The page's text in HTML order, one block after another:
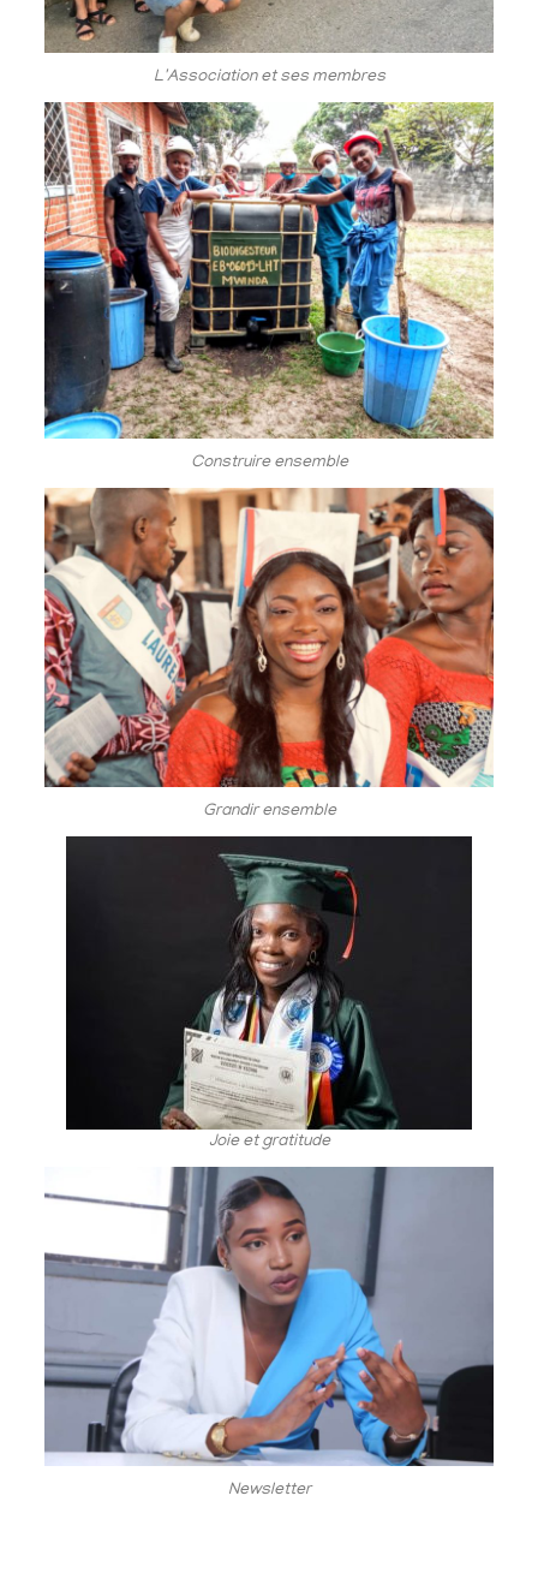
L'Association et ses membres
Construire ensemble
Grandir ensemble
Joie et gratitude
Newsletter